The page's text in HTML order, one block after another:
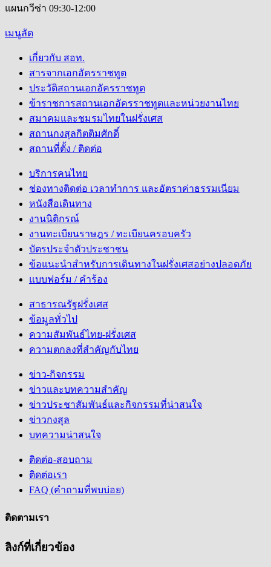
แผนกวีซ่า 09:30-12:00
เมนูลัด
เกี่ยวกับ สอท.
สารจากเอกอัครราชทูต
ประวัติสถานเอกอัครราชทูต
ข้าราชการสถานเอกอัครราชทูตและหน่วยงานไทย
สมาคมและชมรมไทยในฝรั่งเศส
สถานกงสุลกิตติมศักดิ์
สถานที่ตั้ง / ติดต่อ
บริการคนไทย
ช่องทางติดต่อ เวลาทำการ และอัตราค่าธรรมเนียม
หนังสือเดินทาง
งานนิติกรณ์
งานทะเบียนราษฎร / ทะเบียนครอบครัว
บัตรประจำตัวประชาชน
ข้อแนะนำสำหรับการเดินทางในฝรั่งเศสอย่างปลอดภัย
แบบฟอร์ม / คำร้อง
สาธารณรัฐฝรั่งเศส
ข้อมูลทั่วไป
ความสัมพันธ์ไทย-ฝรั่งเศส
ความตกลงที่สำคัญกับไทย
ข่าว-กิจกรรม
ข่าวและบทความสำคัญ
ข่าวประชาสัมพันธ์และกิจกรรมที่น่าสนใจ
ข่าวกงสุล
บทความน่าสนใจ
ติดต่อ-สอบถาม
ติดต่อเรา
FAQ (คำถามที่พบบ่อย)
ติดตามเรา
ลิงก์ที่เกี่ยวข้อง